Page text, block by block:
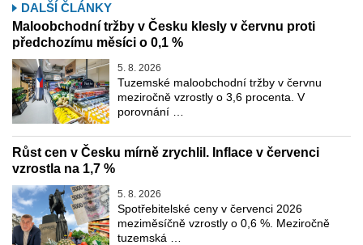
DALŠÍ ČLÁNKY
Maloobchodní tržby v Česku klesly v červnu proti
předchozímu měsíci o 0,1 %
5. 8. 2026
Tuzemské maloobchodní tržby v červnu
meziročně vzrostly o 3,6 procenta. V
porovnání …
Růst cen v Česku mírně zrychlil. Inflace v červenci
vzrostla na 1,7 %
5. 8. 2026
Spotřebitelské ceny v červenci 2026
meziměsíčně vzrostly o 0,6 %. Meziročně
tuzemská …